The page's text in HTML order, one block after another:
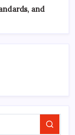
and
Search